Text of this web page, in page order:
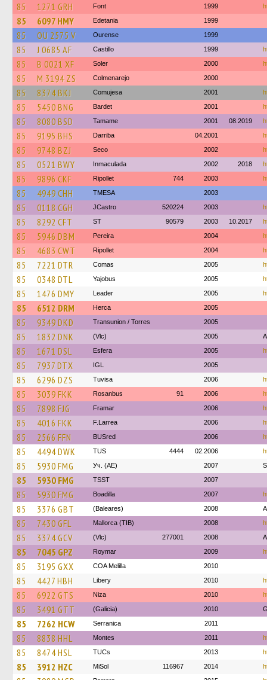
85 1271 GRH Font 1999
85 6097 HMY Edetania 1999
85 OU 2575 V Ourense 1999
85 J 0685 AF Castillo 1999
85 B 0021 XF Soler 2000
85 M 3194 ZS Colmenarejo 2000
85 8374 BKJ Comujesa 2001
85 5450 BNG Bardet 2001
85 8080 BSD Tamame 2001 08.2019
85 9195 BHS Darriba 04.2001
85 9748 BZJ Seco 2002
85 0521 BWY Inmaculada 2002 2018
85 9896 CKF Ripollet 744 2003
85 4949 CHH TMESA 2003
85 0118 CGH JCastro 520224 2003
85 8292 CFT ST 90579 2003 10.2017
85 5946 DBM Pereira 2004
85 4683 CWT Ripollet 2004
85 7221 DTR Comas 2005
85 0348 DTL Yajobus 2005
85 1476 DMY Leader 2005
85 6512 DRM Herca 2005
85 9349 DKD Transunion / Torres 2005
85 1832 DNK (Vlc) 2005
85 1671 DSL Esfera 2005
85 7937 DTX IGL 2005
85 6296 DZS Tuvisa 2006
85 3039 FKK Rosanbus 91 2006
85 7898 FJG Framar 2006
85 4016 FKK F.Larrea 2006
85 2566 FFN BUSred 2006
85 4494 DWK TUS 4444 02.2006
85 5930 FMG Уч. (AE) 2007
85 5930 FMG TSST 2007
85 5930 FMG Boadilla 2007
85 3376 GBT (Baleares) 2008
85 7430 GFL Mallorca (TIB) 2008
85 3374 GCV (Vlc) 277001 2008
85 7045 GPZ Roymar 2009
85 3195 GXX COA Melilla 2010
85 4427 HBH Libery 2010
85 6922 GTS Niza 2010
85 3491 GTT (Galicia) 2010
85 7262 HCW Serranica 2011
85 8838 HHL Montes 2011
85 8474 HSL TUCs 2013
85 3912 HZC MiSol 116967 2014